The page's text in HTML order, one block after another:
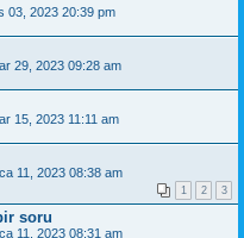
03, 2023 20:39 pm
29, 2023 09:28 am
15, 2023 11:11 am
11, 2023 08:38 am
1 2 3
soru
11, 2023 08:31 am